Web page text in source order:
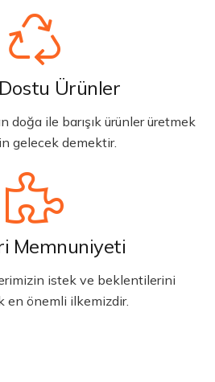
Ürünler
doğa ile barışık ürünler üretmek
gelecek demektir.
Memnuniyeti
istek ve beklentilerini
en önemli ilkemizdir.